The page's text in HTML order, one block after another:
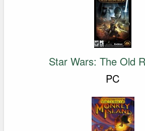
Star Wars: The Old
PC